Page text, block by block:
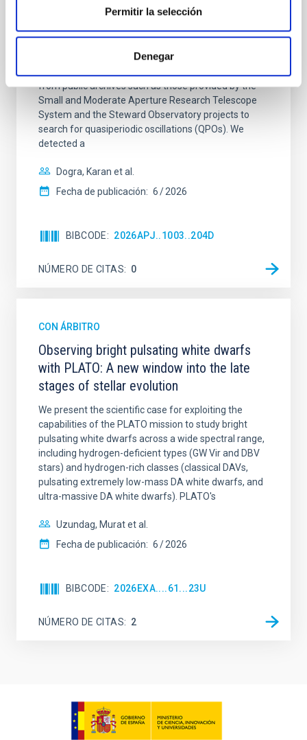
Permitir la selección
Denegar
Oscillation in the Blazar 3C 454.3
454.3 from the Whole Earth Blazar Telescope
from public archives such as those provided by the
Small and Moderate Aperture Research Telescope
System and the Steward Observatory projects to
search for quasiperiodic oscillations (QPOs). We
detected a
Dogra, Karan et al.
Fecha de publicación: 6 2026
BIBCODE 2026APJ..1003..204D
NÚMERO DE CITAS 0
CON ÁRBITRO
Observing bright pulsating white dwarfs
with PLATO: A new window into the late
stages of stellar evolution
We present the scientific case for exploiting the
capabilities of the PLATO mission to study bright
pulsating white dwarfs across a wide spectral range,
including hydrogen-deficient types (GW Vir and DBV
stars) and hydrogen-rich classes (classical DAVs,
pulsating extremely low-mass DA white dwarfs, and
ultra-massive DA white dwarfs). PLATO's
Uzundag, Murat et al.
Fecha de publicación: 6 2026
BIBCODE 2026EXA....61...23U
NÚMERO DE CITAS 2